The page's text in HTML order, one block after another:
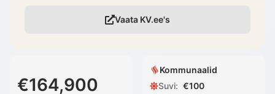
Vaata KV.ee's
€164,900
Kommunaalid
Suvi: €100